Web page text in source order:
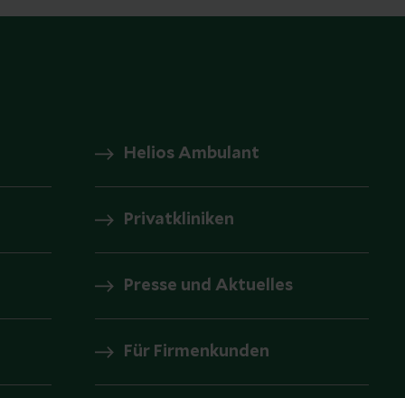
Helios Ambulant
Privatkliniken
Presse und Aktuelles
Für Firmenkunden